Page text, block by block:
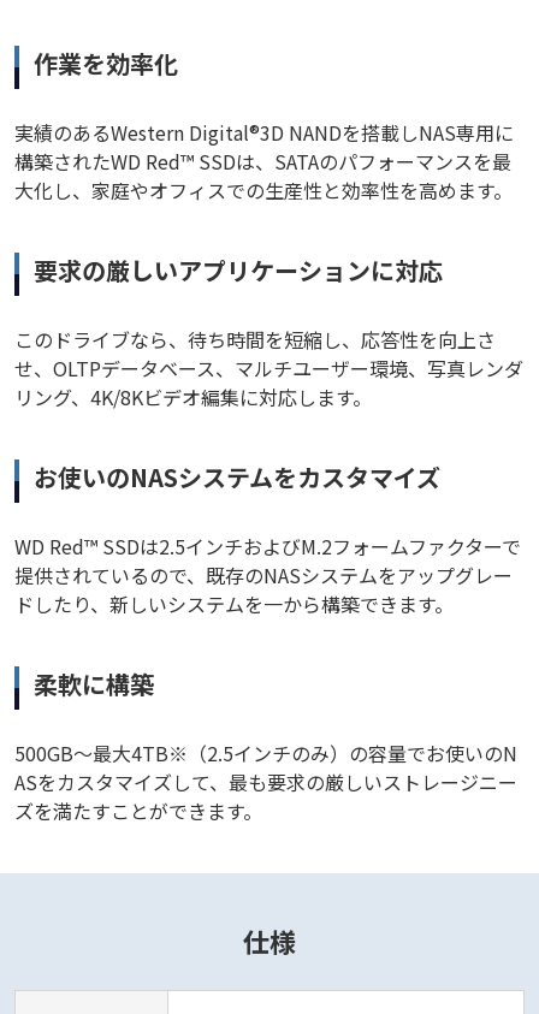
作業を効率化
実績のあるWestern Digital®3D NANDを搭載しNAS専用に
構築されたWD Red™ SSDは、SATAのパフォーマンスを最
大化し、家庭やオフィスでの生産性と効率性を高めます。
要求の厳しいアプリケーションに対応
このドライブなら、待ち時間を短縮し、応答性を向上さ
せ、OLTPデータベース、マルチユーザー環境、写真レンダ
リング、4K/8Kビデオ編集に対応します。
お使いのNASシステムをカスタマイズ
WD Red™ SSDは2.5インチおよびM.2フォームファクターで
提供されているので、既存のNASシステムをアップグレー
ドしたり、新しいシステムを一から構築できます。
柔軟に構築
500GB～最大4TB※（2.5インチのみ）の容量でお使いのN
ASをカスタマイズして、最も要求の厳しいストレージニー
ズを満たすことができます。
仕様